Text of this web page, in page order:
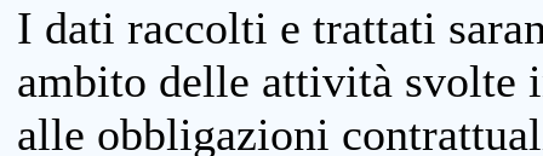
I dati raccolti e trattati
ambito delle attività svolte
alle obbligazioni